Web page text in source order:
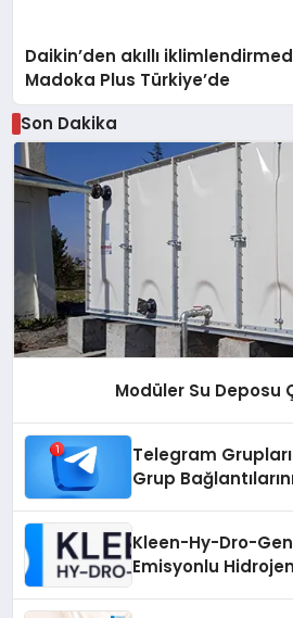
Daikin’den akıllı
Madoka Plus Türkiye’de
Son Dakika
Modüler Su Deposu
Telegram
Grup
Kleen-Hy-Dro-Gen
Emisyonlu